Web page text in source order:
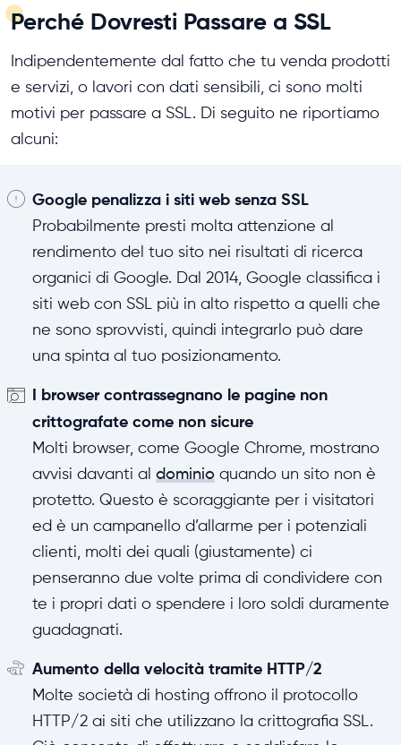
Perché Dovresti Passare a SSL
Indipendentemente dal fatto che tu venda prodotti
e servizi, o lavori con dati sensibili, ci sono molti
motivi per passare a SSL. Di seguito ne riportiamo
alcuni:
Google penalizza i siti web senza SSL
Probabilmente presti molta attenzione al
rendimento del tuo sito nei risultati di ricerca
organici di Google. Dal 2014, Google classifica i
siti web con SSL più in alto rispetto a quelli che
ne sono sprovvisti, quindi integrarlo può dare
una spinta al tuo posizionamento.
I browser contrassegnano le pagine non
crittografate come non sicure
Molti browser, come Google Chrome, mostrano
avvisi davanti al dominio quando un sito non è
protetto. Questo è scoraggiante per i visitatori
ed è un campanello d’allarme per i potenziali
clienti, molti dei quali (giustamente) ci
penseranno due volte prima di condividere con
te i propri dati o spendere i loro soldi duramente
guadagnati.
Aumento della velocità tramite HTTP/2
Molte società di hosting offrono il protocollo
HTTP/2 ai siti che utilizzano la crittografia SSL.